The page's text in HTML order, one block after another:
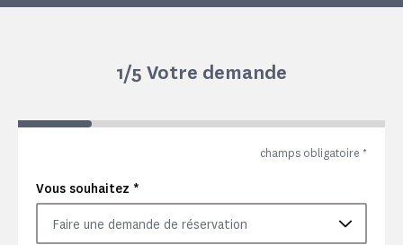
1/5 Votre demande
champs obligatoire *
Vous souhaitez *
Faire une demande de réservation